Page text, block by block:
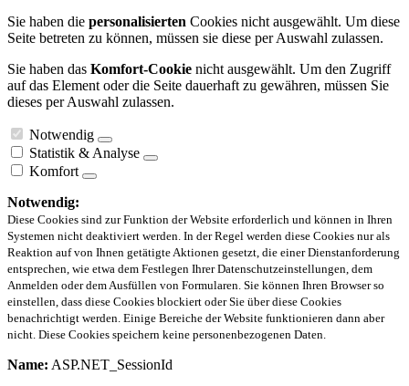
Sie haben die personalisierten Cookies nicht ausgewählt. Um diese
Seite betreten zu können, müssen sie diese per Auswahl zulassen.
Sie haben das Komfort-Cookie nicht ausgewählt. Um den Zugriff
auf das Element oder die Seite dauerhaft zu gewähren, müssen Sie
dieses per Auswahl zulassen.
Notwendig
Statistik & Analyse
Komfort
Notwendig:
Diese Cookies sind zur Funktion der Website erforderlich und können in Ihren
Systemen nicht deaktiviert werden. In der Regel werden diese Cookies nur als
Reaktion auf von Ihnen getätigte Aktionen gesetzt, die einer Dienstanforderung
entsprechen, wie etwa dem Festlegen Ihrer Datenschutzeinstellungen, dem
Anmelden oder dem Ausfüllen von Formularen. Sie können Ihren Browser so
einstellen, dass diese Cookies blockiert oder Sie über diese Cookies
benachrichtigt werden. Einige Bereiche der Website funktionieren dann aber
nicht. Diese Cookies speichern keine personenbezogenen Daten.
Name: ASP.NET_SessionId